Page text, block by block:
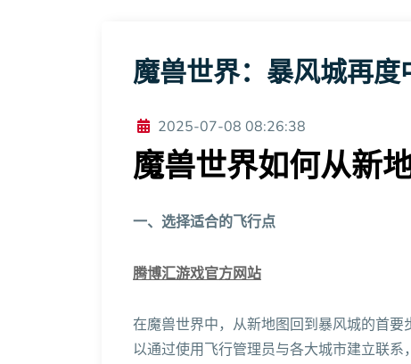
魔兽世界：暴风城再度
2025-07-08 08:26:38
魔兽世界如何从新
一、选择适合的飞行点
腾博汇游戏官方网站
在魔兽世界中，从新地图回到暴风城的首
以通过使用飞行管理员与各大城市建立联